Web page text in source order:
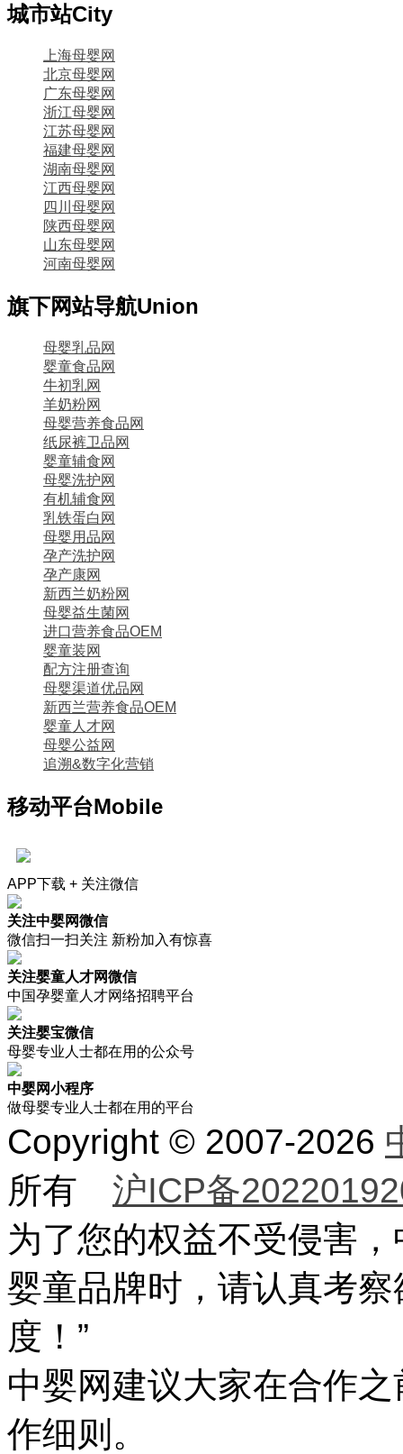
城市站City
上海母婴网
北京母婴网
广东母婴网
浙江母婴网
江苏母婴网
福建母婴网
湖南母婴网
江西母婴网
四川母婴网
陕西母婴网
山东母婴网
河南母婴网
旗下网站导航Union
母婴乳品网
婴童食品网
牛初乳网
羊奶粉网
母婴营养食品网
纸尿裤卫品网
婴童辅食网
母婴洗护网
有机辅食网
乳铁蛋白网
母婴用品网
孕产洗护网
孕产康网
新西兰奶粉网
母婴益生菌网
进口营养食品OEM
婴童装网
配方注册查询
母婴渠道优品网
新西兰营养食品OEM
婴童人才网
母婴公益网
追溯&数字化营销
移动平台Mobile
APP下载 + 关注微信
关注中婴网微信
微信扫一扫关注 新粉加入有惊喜
关注婴童人才网微信
中国孕婴童人才网络招聘平台
关注婴宝微信
母婴专业人士都在用的公众号
中婴网小程序
做母婴专业人士都在用的平台
Copyright © 2007-2026
所有 沪ICP备
为了您的权益不受侵害
婴童品牌时，请认真考
度！”
中婴网建议大家在合作
作细则。